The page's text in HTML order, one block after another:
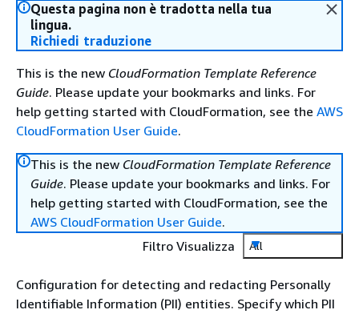
Questa pagina non è tradotta nella tua
lingua.
Richiedi traduzione
This is the new CloudFormation Template Reference
Guide. Please update your bookmarks and links. For
help getting started with CloudFormation, see the AWS
CloudFormation User Guide.
This is the new CloudFormation Template Reference
Guide. Please update your bookmarks and links. For
help getting started with CloudFormation, see the
AWS CloudFormation User Guide.
Filtro Visualizza
All
Configuration for detecting and redacting Personally
Identifiable Information (PII) entities. Specify which PII